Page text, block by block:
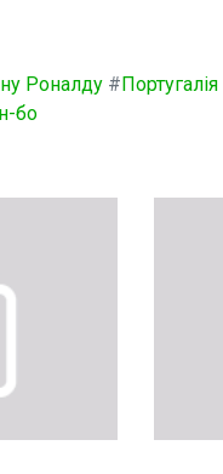
Роналду #Португалія
бо